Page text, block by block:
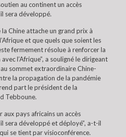
au continent un accès
sera développé.
Chine attache un grand prix à
et que quels que soient les
fermement résolue à renforcer la
l’Afrique”, a souligné le dirigeant
sommet extraordinaire Chine-
la propagation de la pandémie
part le président de la
Tebboune.
aux pays africains un accès
sera développé et déployé”, a-t-il
se tient par visioconférence.